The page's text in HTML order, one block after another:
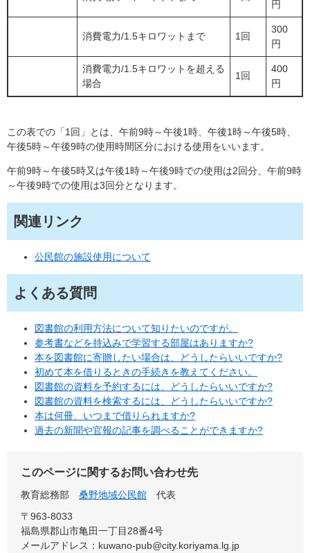
円
消費電力/1.5キロワットまで 1回
300
円
消費電力/1.5キロワットを超える
場合
1回
400
円
この表での「1回」とは、午前9時～午後1時、午後1時～午後5時、
午後5時～午後9時の使用時間区分における使用をいいます。
午前9時～午後5時又は午後1時～午後9時での使用は2回分、午前9時
～午後9時での使用は3回分となります。
関連リンク
公民館の施設使用について
よくある質問
図書館の利用方法について知りたいのですが。
参考書などを持込みで学習する部屋はありますか?
本を図書館に寄贈したい場合は、どうしたらいいですか?
初めて本を借りるときの手続きを教えてください。
図書館の資料を予約するには、どうしたらいいですか?
図書館の資料を検索するには、どうしたらいいですか?
本は何冊、いつまで借りられますか?
過去の新聞や官報の記事を調べることができますか?
このページに関するお問い合わせ先
教育総務部 桑野地域公民館
代表
〒963-8033
福島県郡山市亀田一丁目28番4号
メールアドレス：kuwano-pub@city.koriyama.lg.jp